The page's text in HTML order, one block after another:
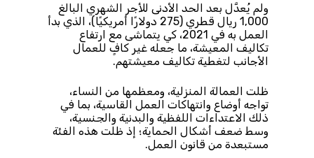
ولم يُعدَّل بعد الحد الأدنى للأجر الشهري البالغ
1,000 ريال قطري (275 دولارًا أمريكيًا)، الذي بدأ
العمل به في 2021، كي يتماشى مع ارتفاع
تكاليف المعيشة، ما جعله غير كافٍ للعمال
الأجانب لتغطية تكاليف معيشتهم.
ظلت العمالة المنزلية، ومعظمها من النساء،
تواجه أوضاع وانتهاكات العمل القاسية، بما في
ذلك الاعتداءات اللفظية والبدنية والجنسية،
وسط ضعف أشكال الحماية؛ إذ ظلت هذه الفئة
مستبعدة من قانون العمل.